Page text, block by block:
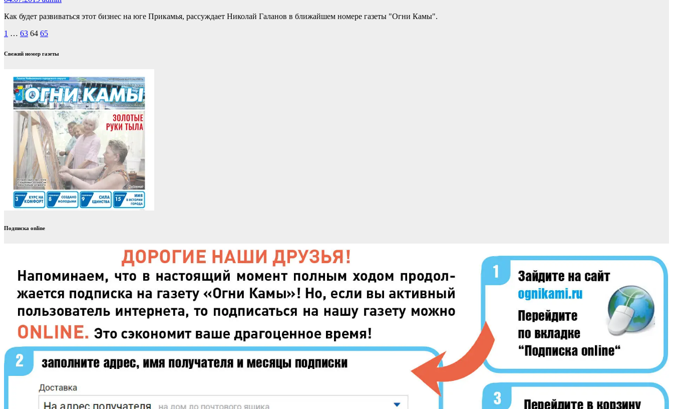
Как будет развиваться этот бизнес на юге Прикамья, рассуждает Николай Галанов в ближайшем номере газеты "Огни Камы".
Пагинация
записей
1 … 63 64 65
Свежий номер газеты
Подписка online